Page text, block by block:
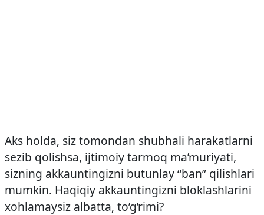
Aks holda, siz tomondan shubhali harakatlarni
sezib qolishsa, ijtimoiy tarmoq ma’muriyati,
sizning akkauntingizni butunlay “ban” qilishlari
mumkin. Haqiqiy akkauntingizni bloklashlarini
xohlamaysiz albatta, to’g’rimi?